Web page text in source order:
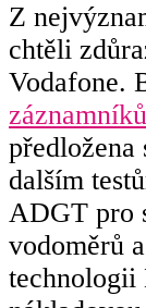
Z
chtěli
Vodafone.
předložena
dalším
ADGT pro
vodoměrů